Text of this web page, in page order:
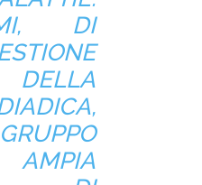
DI
DELLA